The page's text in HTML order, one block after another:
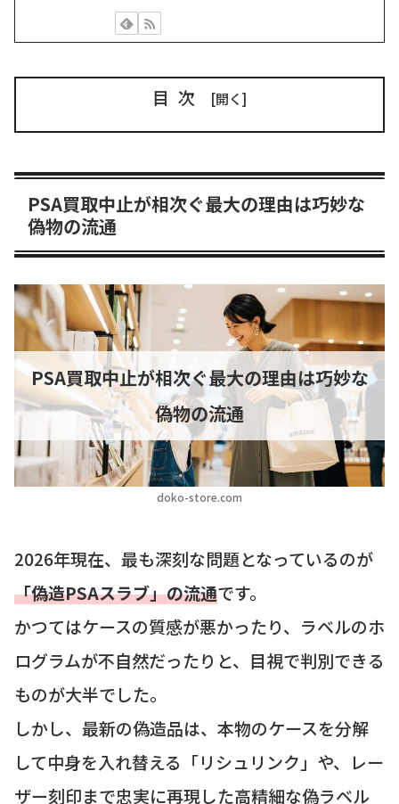
目次
PSA買取中止が相次ぐ最大の理由は巧妙な
偽物の流通
doko-store.com
PSA買取中止が相次ぐ最大の理由は巧妙な
偽物の流通
2026年現在、最も深刻な問題となっているのが
「偽造PSAスラブ」の流通です。
かつてはケースの質感が悪かったり、ラベルのホ
ログラムが不自然だったりと、目視で判別できる
ものが大半でした。
しかし、最新の偽造品は、本物のケースを分解
して中身を入れ替える「リシュリンク」や、レー
ザー刻印まで忠実に再現した高精細な偽ラベル